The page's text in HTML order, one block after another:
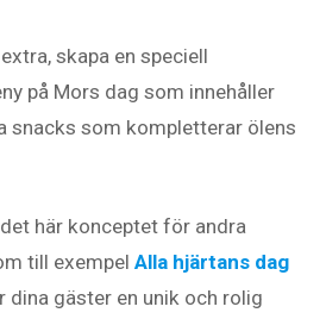
skapa en speciell
på Mors dag som innehåller
snacks som kompletterar ölens
här konceptet för andra
till exempelAlla hjärtans dag
dina gäster en unik och rolig